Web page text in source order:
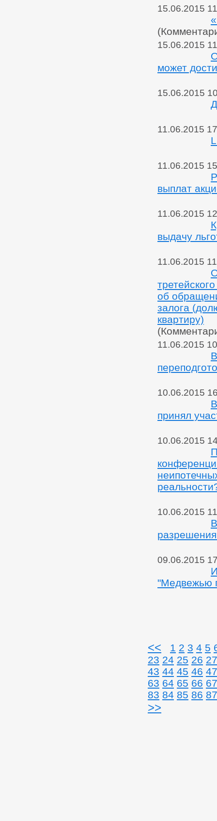
15.06.2015
15.06.2015
может
15.06.2015
11.06.2015
11.06.2015
выплат
11.06.2015
выдачу
11.06.2015
об
залога
квартиру)
11.06.2015
10.06.2015
принял
10.06.2015
10.06.2015
09.06.2015
"Медвежью
<< 1 2 3 4 5
23 24 25 26 27
43 44 45 46 47
63 64 65 66 67
83 84 85 86 87
>>